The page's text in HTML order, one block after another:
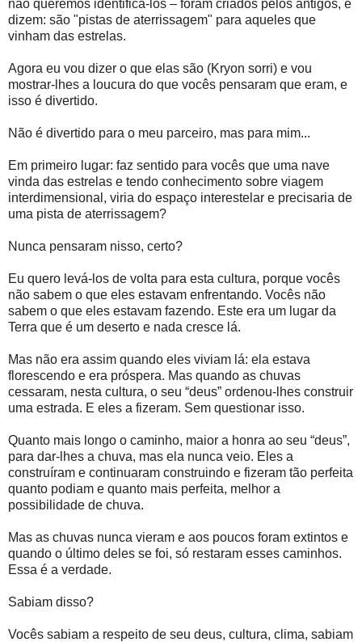
não queremos identificá-los – foram criados pelos antigos, e
dizem: são "pistas de aterrissagem" para aqueles que
vinham das estrelas.
Agora eu vou dizer o que elas são (Kryon sorri) e vou
mostrar-lhes a loucura do que vocês pensaram que eram, e
isso é divertido.
Não é divertido para o meu parceiro, mas para mim...
Em primeiro lugar: faz sentido para vocês que uma nave
vinda das estrelas e tendo conhecimento sobre viagem
interdimensional, viria do espaço interestelar e precisaria de
uma pista de aterrissagem?
Nunca pensaram nisso, certo?
Eu quero levá-los de volta para esta cultura, porque vocês
não sabem o que eles estavam enfrentando. Vocês não
sabem o que eles estavam fazendo. Este era um lugar da
Terra que é um deserto e nada cresce lá.
Mas não era assim quando eles viviam lá: ela estava
florescendo e era próspera. Mas quando as chuvas
cessaram, nesta cultura, o seu “deus” ordenou-lhes construir
uma estrada. E eles a fizeram. Sem questionar isso.
Quanto mais longo o caminho, maior a honra ao seu “deus”,
para dar-lhes a chuva, mas ela nunca veio. Eles a
construíram e continuaram construindo e fizeram tão perfeita
quanto podiam e quanto mais perfeita, melhor a
possibilidade de chuva.
Mas as chuvas nunca vieram e aos poucos foram extintos e
quando o último deles se foi, só restaram esses caminhos.
Essa é a verdade.
Sabiam disso?
Vocês sabiam a respeito de seu deus, cultura, clima, sabiam